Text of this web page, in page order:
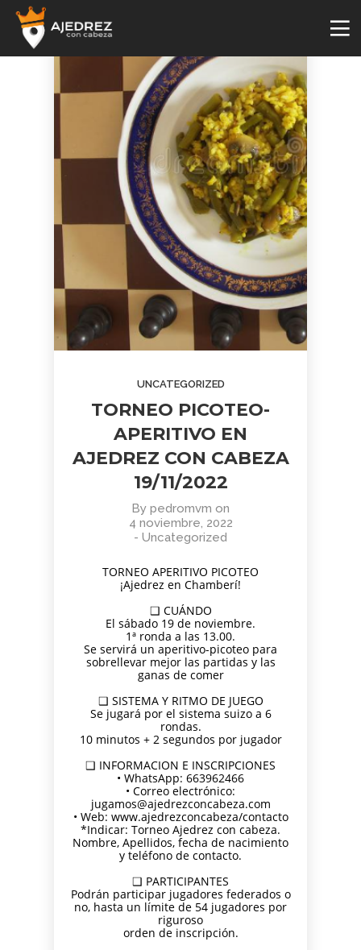
4
COMUNIDAD
AJEDREZ
CABEZA.
BUEN
VERANO Y
SEPTIEMBRE!
29
2026
ARMAGGEDÓN
AJEDREZ CON
CABEZA – 4 DE
JULIO
¡AJEDREZ EN
CHAMBERÍ!
2
A MIRAR
EL ARTE:
MADRID
EN LA
SEGUNDA
1
COMUNIDAD
AJEDREZ
JUNIO 2026
1
2026
DE
AJEDREZ
PARA
LAS
EDADES
NIVELES
– 13 DE
JUNIO
11
INFORMACIÓN
MAYO
MAYO 2026 –
COMUNIDAD
AJEDREZ
CON
CABEZA
30
ABRIL
2026
PARA
TODAS
LAS
EDADES
Y
–
AJEDREZ
CON
CABEZA
MAYO
ABRIL
2026
ARTE: LA
ABSTRACCIÓN
GEOMÉTRICA:
PIET
VISITA AL
MONASTERIO
29
ABRIL
AJEDREZ
INICIACIÓN
ADULTOS -
AJEDREZ
APRENDE
DESDE 0.
INICIO LA
SEMANA
DEL 11 DE
27
ABRIL
CAMPAMENTO
DE VERANO
AJEDREZ CON
CABEZA 2026
16
MARZO
EL DESAFÍO
PSICOLÓGICO
CON
DE ELO –
LUNES 16 DE
MARZO.
20.15H
UNCATEGORIZED
TORNEO PICOTEO-
APERITIVO EN
AJEDREZ CON CABEZA
19/11/2022
By pedromvm on
4 noviembre, 2022
- Uncategorized
TORNEO APERITIVO PICOTEO
¡Ajedrez en Chamberí!
❑ CUÁNDO
El sábado 19 de noviembre.
1ª ronda a las 13.00.
Se servirá un aperitivo-picoteo para
sobrellevar mejor las partidas y las
ganas de comer
❑ SISTEMA Y RITMO DE JUEGO
Se jugará por el sistema suizo a 6
rondas.
10 minutos + 2 segundos por jugador
❑ INFORMACION E INSCRIPCIONES
• WhatsApp: 663962466
• Correo electrónico:
jugamos@ajedrezconcabeza.com
• Web: www.ajedrezconcabeza/contacto
*Indicar: Torneo Ajedrez con cabeza.
Nombre, Apellidos, fecha de nacimiento
y teléfono de contacto.
❑ PARTICIPANTES
Podrán participar jugadores federados o
no, hasta un límite de 54 jugadores por
riguroso
orden de inscripción.